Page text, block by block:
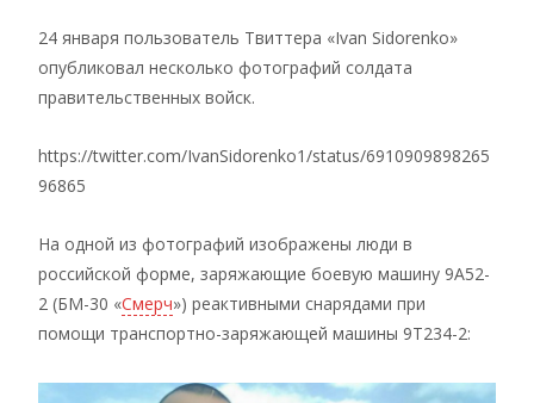
24 января пользователь Твиттера «Ivan Sidorenko»
опубликовал несколько фотографий солдата
правительственных войск.
https://twitter.com/IvanSidorenko1/status/6910909898265
96865
На одной из фотографий изображены люди в
российской форме, заряжающие боевую машину 9А52-
2 (БМ-30 «Смерч») реактивными снарядами при
помощи транспортно-заряжающей машины 9Т234-2: